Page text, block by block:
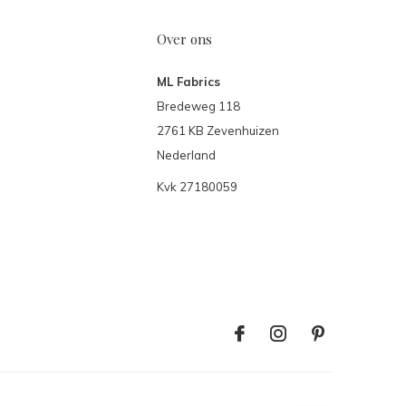
Over ons
ML Fabrics
Bredeweg 118
2761 KB Zevenhuizen
Nederland
Kvk 27180059